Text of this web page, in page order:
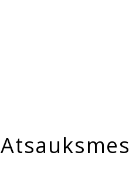
Atsauksmes